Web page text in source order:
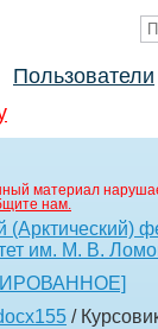
Пользователи
материал
нам.
(Арктический)
им. М. В.
/